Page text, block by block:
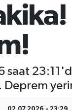
saat